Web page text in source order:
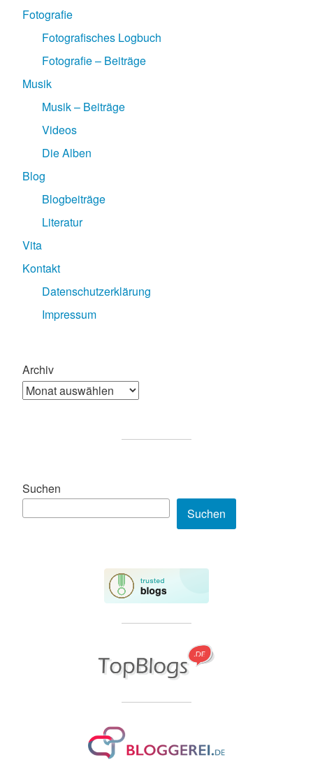
Fotografie
Fotografisches Logbuch
Fotografie – Beiträge
Musik
Musik – Beiträge
Videos
Die Alben
Blog
Blogbeiträge
Literatur
Vita
Kontakt
Datenschutzerklärung
Impressum
Archiv
Suchen
Suchen